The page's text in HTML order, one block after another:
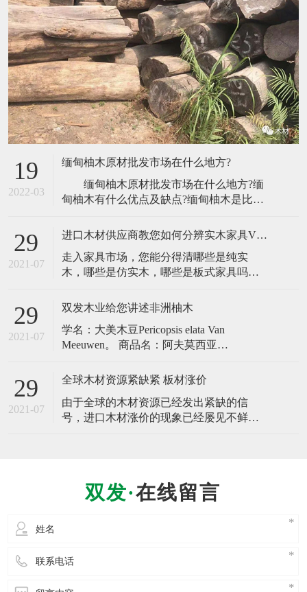
19
2022-03
缅甸柚木原材批发市场在什么地方?
缅甸柚木原材批发市场在什么地方?缅
甸柚木有什么优点及缺点?缅甸柚木是比较
比较广泛的，可是很多人对于缅甸柚木不
是很了解，那么缅甸柚木优缺点有哪些
呢？下面我详细介绍缅甸柚木有什么优点
及缺点?缅甸柚木原材批发市场在什么地
29
2021-07
进口木材供应商教您如何分辨实木家具VS板木家具
走入家具市场，您能分得清哪些是纯实
木，哪些是仿实木，哪些是板式家具吗？
何为缅甸进口木材实木家具呢？实木家具
是指由天然木材制成的家具，这样的家具
表面一般都能看到木材美丽的花纹。家具
制造者对于实木家具一般注意涂饰清漆或
29
2021-07
双发木业给您讲述非洲柚木
学名：大美木豆Pericopsis elata Van
Meeuwen。 商品名：阿夫莫西亚
岸）；Ejen（喀麦隆）；Kokrodua、
Bahala、Mohole（扎伊尔、荷兰）；Ayi
29
2021-07
全球木材资源紧缺紧 板材涨价
由于全球的木材资源已经发出紧缺的信
号，进口木材涨价的现象已经屡见不鲜，
的板材供求情况看，明年板材或因世界木
在线留言